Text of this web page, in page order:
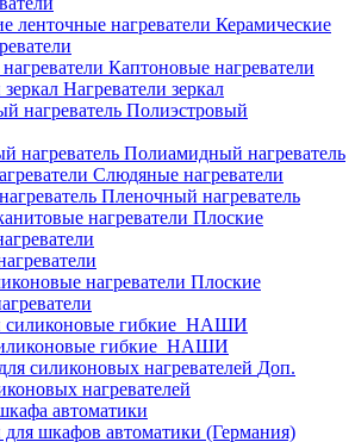
Керамические
Каптоновые нагреватели
Нагреватели зеркал
Полиэстровый
Полиамидный нагреватель
Слюдяные нагреватели
Пленочный нагреватель
Плоские
Плоские
гибкие_НАШИ
Доп.
нагревателей
автоматики